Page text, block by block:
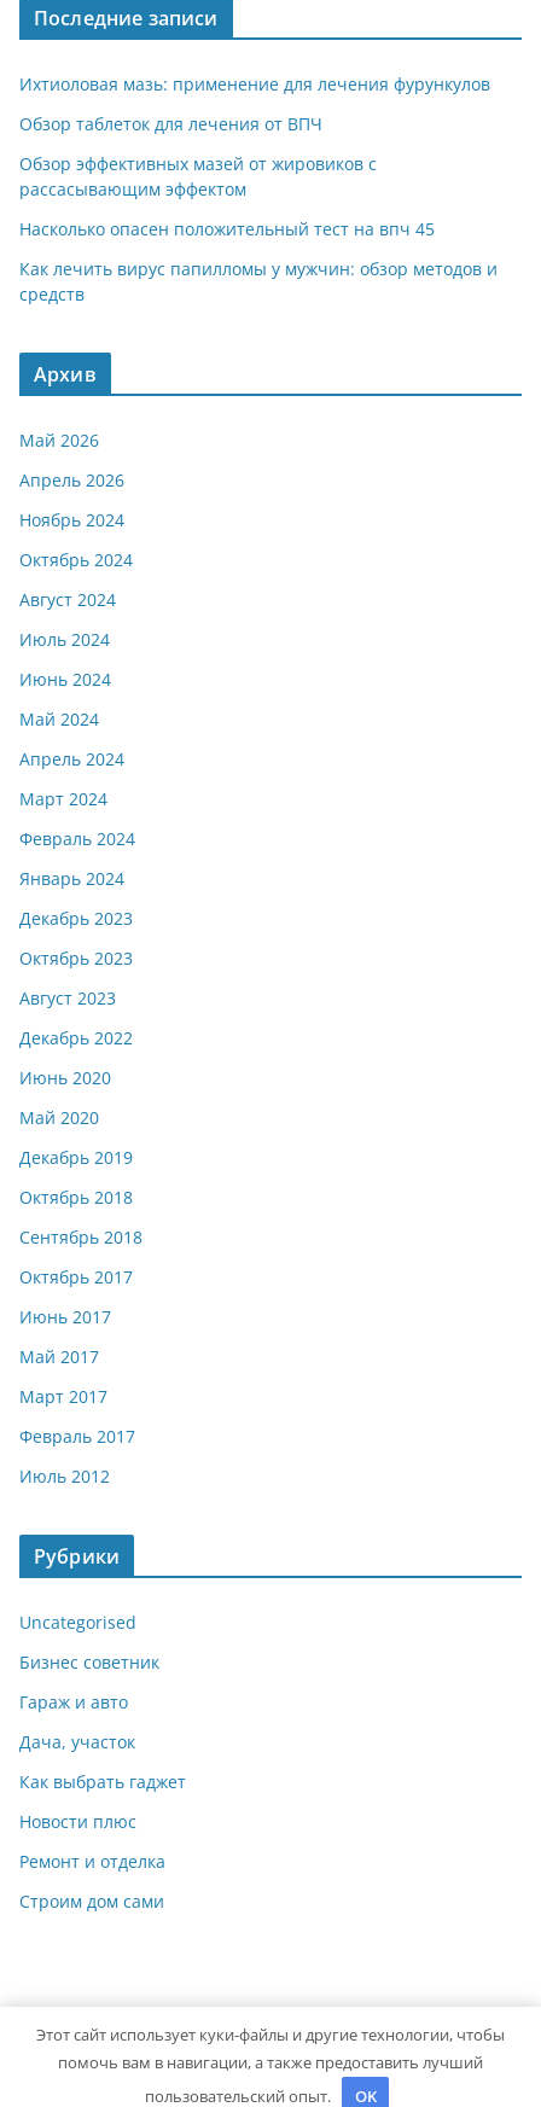
Последние записи
Ихтиоловая мазь: применение для лечения фурункулов
Обзор таблеток для лечения от ВПЧ
Обзор эффективных мазей от жировиков с
рассасывающим эффектом
Насколько опасен положительный тест на впч 45
Как лечить вирус папилломы у мужчин: обзор методов и
средств
Архив
Май 2026
Апрель 2026
Ноябрь 2024
Октябрь 2024
Август 2024
Июль 2024
Июнь 2024
Май 2024
Апрель 2024
Март 2024
Февраль 2024
Январь 2024
Декабрь 2023
Октябрь 2023
Август 2023
Декабрь 2022
Июнь 2020
Май 2020
Декабрь 2019
Октябрь 2018
Сентябрь 2018
Октябрь 2017
Июнь 2017
Май 2017
Март 2017
Февраль 2017
Июль 2012
Рубрики
Uncategorised
Бизнес советник
Гараж и авто
Дача, участок
Как выбрать гаджет
Новости плюс
Ремонт и отделка
Строим дом сами
Copyright © 2026 Идеальный ремонт. Powered byColorMag
Этот сайт использует куки-файлы и другие технологии, чтобы
помочь вам в навигации, а также предоставить лучший
пользовательский опыт.
OK